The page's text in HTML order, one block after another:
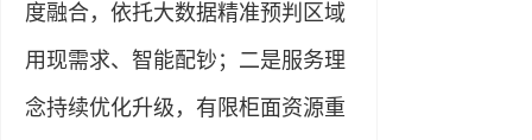
度融合，依托大数据精准预判区域
用现需求、智能配钞；二是服务理
念持续优化升级，有限柜面资源重